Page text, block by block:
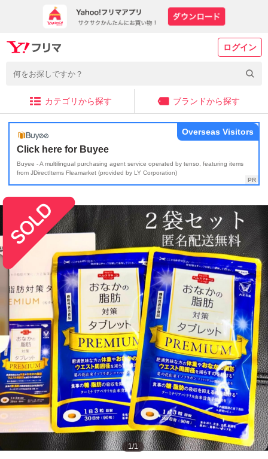
ログイン
カテゴリから探す ブランドから探す
Click here for Buyee
Buyee - A multilingual purchasing agent service operated by tenso, featuring items
from JDirectItems Fleamarket (provided by LY Corporation)
Overseas Visitors
1/1